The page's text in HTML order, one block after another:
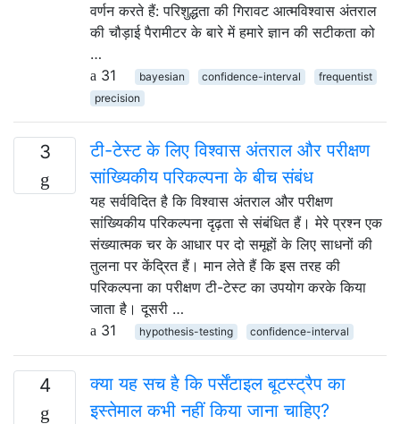
वर्णन करते हैं: परिशुद्धता की गिरावट आत्मविश्वास अंतराल
की चौड़ाई पैरामीटर के बारे में हमारे ज्ञान की सटीकता को
…
31
bayesian confidence-interval
frequentist
precision
3
टी-टेस्ट के लिए विश्वास अंतराल और परीक्षण
सांख्यिकीय परिकल्पना के बीच संबंध
यह सर्वविदित है कि विश्वास अंतराल और परीक्षण
सांख्यिकीय परिकल्पना दृढ़ता से संबंधित हैं। मेरे प्रश्न एक
संख्यात्मक चर के आधार पर दो समूहों के लिए साधनों की
तुलना पर केंद्रित हैं। मान लेते हैं कि इस तरह की
परिकल्पना का परीक्षण टी-टेस्ट का उपयोग करके किया
जाता है। दूसरी …
31
hypothesis-testing confidence-interval
4
क्या यह सच है कि पर्सेंटाइल बूटस्ट्रैप का
इस्तेमाल कभी नहीं किया जाना चाहिए?